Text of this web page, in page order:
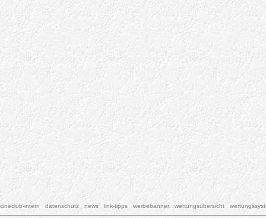
cineclub-intern datenschutz news link-tipps werbebanner wertungsübersicht